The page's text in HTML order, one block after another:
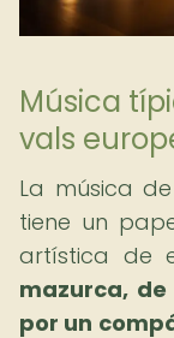
Música
vals
La música
tiene un
artística de
mazurca,
por un